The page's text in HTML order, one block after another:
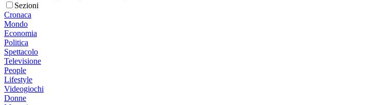
Sezioni
Cronaca
Mondo
Economia
Politica
Spettacolo
Televisione
People
Lifestyle
Videogiochi
Donne